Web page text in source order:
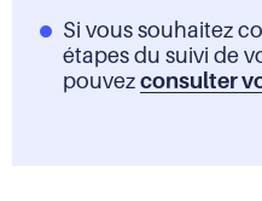
Si vous souhaitez
étapes du suivi de
pouvez consulter